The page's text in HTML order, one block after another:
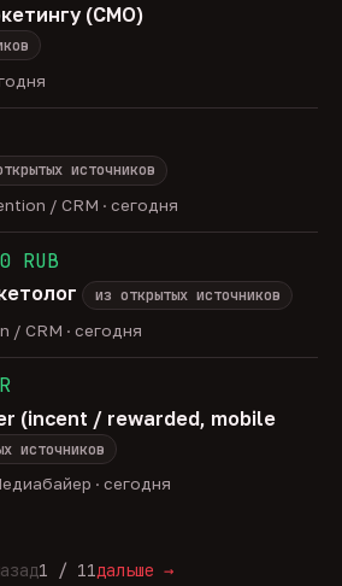
(CMO)
источников
/ CRM · сегодня
RUB
из открытых источников
/ CRM · сегодня
(incent / rewarded, mobile
источников
· сегодня
1 / 11дальше →